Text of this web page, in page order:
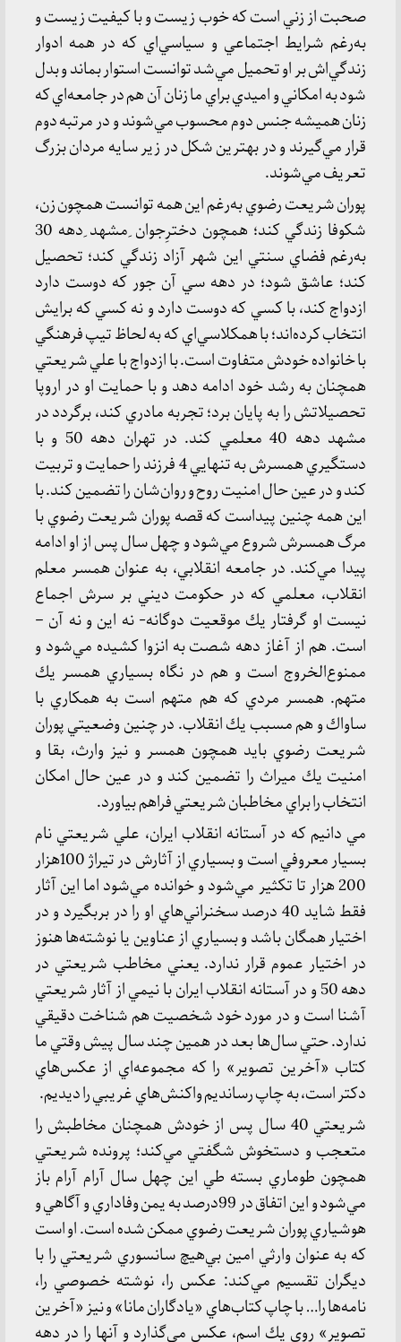
صحبت از زني است كه خوب زيست و با كيفيت زيست و
به‌رغم شرايط اجتماعي و سياسي‌اي كه در همه ادوار
زندگي‌اش بر او تحميل مي‌شد توانست استوار بماند و بدل
شود به امكاني و اميدي براي ما زنان آن هم در جامعه‌اي كه
زنان هميشه جنس دوم محسوب مي‌شوند و در مرتبه دوم
قرار مي‌گيرند و در بهترين شكل در زير سايه مردان بزرگ
تعريف مي‌شوند.
پوران شريعت رضوي به‌رغم اين همه توانست همچون زن،
شكوفا زندگي كند؛ همچون دخترِجوان ِمشهد ِدهه 30
به‌رغم فضاي سنتي اين شهر آزاد زندگي كند؛ تحصيل
كند؛ عاشق شود؛ در دهه سي آن جور كه دوست دارد
ازدواج كند، با كسي كه دوست دارد و نه كسي كه برايش
انتخاب كرده‌اند؛ با همكلاسي‌اي كه به لحاظ تيپ فرهنگي
با خانواده خودش متفاوت است. با ازدواج با علي شريعتي
همچنان به رشد خود ادامه دهد و با حمايت او در اروپا
تحصيلاتش را به پايان برد؛ تجربه مادري كند، برگردد در
مشهد دهه 40 معلمي كند. در تهران دهه 50 و با
دستگيري همسرش به تنهايي 4 فرزند را حمايت و تربيت
كند و در عين حال امنيت روح و روان‌شان را تضمين كند. با
اين همه چنين پيداست كه قصه پوران شريعت رضوي با
مرگ همسرش شروع مي‌شود و چهل سال پس از او ادامه
پيدا مي‌كند. در جامعه انقلابي، به عنوان همسر معلم
انقلاب، معلمي كه در حكومت ديني بر سرش اجماع
نيست او گرفتار يك موقعيت دوگانه- نه اين و نه آن –
است. هم از آغاز دهه شصت به انزوا كشيده مي‌شود و
ممنوع‌الخروج است و هم در نگاه بسياري همسر يك
متهم. همسر مردي كه هم متهم است به همكاري با
ساواك و هم مسبب يك انقلاب. در چنين وضعيتي پوران
شريعت رضوي بايد همچون همسر و نيز وارث، بقا و
امنيت يك ميراث را تضمين كند و در عين حال امكان
انتخاب را براي مخاطبان شريعتي فراهم بياورد.
مي دانيم كه در آستانه انقلاب ايران، علي شريعتي نام
بسيار معروفي است و بسياري از آثارش در تيراژ 100هزار
200 هزار تا تكثير مي‌شود و خوانده مي‌شود اما اين آثار
فقط شايد 40 درصد سخنراني‌هاي او را در بربگيرد و در
اختيار همگان باشد و بسياري از عناوين يا نوشته‌ها هنوز
در اختيار عموم قرار ندارد. يعني مخاطب شريعتي در
دهه 50 و در آستانه انقلاب ايران با نيمي از آثار شريعتي
آشنا است و در مورد خود شخصيت هم شناخت دقيقي
ندارد. حتي سال‌ها بعد در همين چند سال پيش وقتي ما
كتاب «آخرين تصوير» را كه مجموعه‌اي از عكس‌هاي
دكتر است، به چاپ رسانديم واكنش‌هاي غريبي را ديديم.
شريعتي 40 سال پس از خودش همچنان مخاطبش را
متعجب و دستخوش شگفتي مي‌كند؛ پرونده شريعتي
همچون طوماري بسته طي اين چهل سال آرام آرام باز
مي‌شود و اين اتفاق در 99درصد به يمن وفاداري و آگاهي و
هوشياري پوران شريعت رضوي ممكن شده است. او است
كه به عنوان وارثي امين بي‌هيچ سانسوري شريعتي را با
ديگران تقسيم مي‌كند: عكس را، نوشته خصوصي را،
نامه‌ها را… با چاپ كتاب‌هاي «يادگاران مانا» و نيز «آخرين
تصوير» روي يك اسم، عكس مي‌گذارد و آنها را در دهه